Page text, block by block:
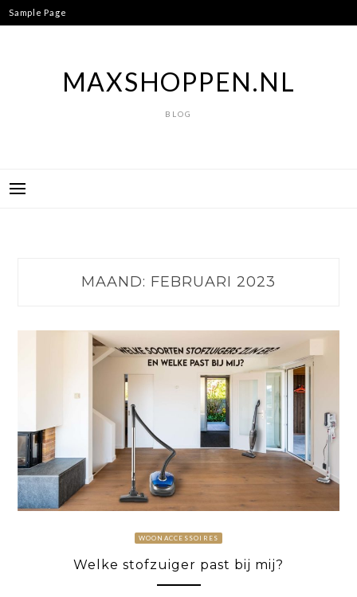
Ga
naar
Sample Page
MAXSHOPPEN.NL
BLOG
MAAND: FEBRUARI 2023
WOONACCESSOIRES
Welke stofzuiger past bij mij?